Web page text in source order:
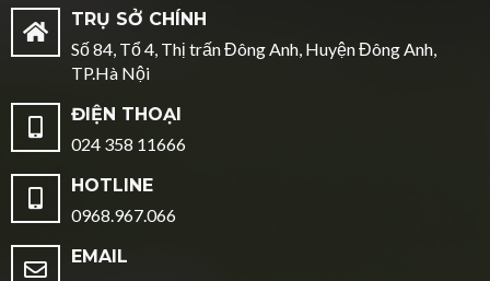
TRỤ SỞ CHÍNH
Số 84, Tổ 4, Thị trấn Đông Anh, Huyện Đông Anh,
TP.Hà Nội
ĐIỆN THOẠI
024 358 11666
HOTLINE
0968.967.066
EMAIL